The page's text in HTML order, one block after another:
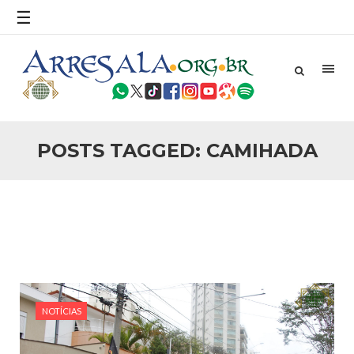
☰
POSTS TAGGED: CAMIHADA
do terrorismo não
25 DE SETEMBRO DE 2010
Necessárias Considerações Sobre o
Conflito
Por: Ahmed Ismail Introdução O presente artigo resume as
Em nome de Deus, O Clemente, O Misericordioso! O Centro
Islâmico no Brasil parabeniza a nação islâmica pela chegada
no ano novo muçulmano de 1435 Hejrita. Desejamos a
todos os irmãos e irmãs um novo
NOTÍCIAS